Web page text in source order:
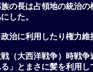
の長は占領地の統治
した。
治に利用したり権力
（大西洋戦争）時戦
」とまさに髪を利用